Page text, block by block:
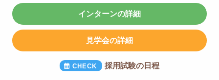
インターンの詳細
見学会の詳細
採用試験の日程